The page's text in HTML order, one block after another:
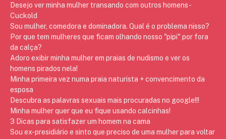
Desejo ver minha mulher transando com outros homens -
Cuckold
Sou mulher, comedora e dominadora. Qual é o problema nisso?
Por que tem mulheres que ficam olhando nosso "pipi" por fora
da calça?
Adoro exibir minha mulher em praias de nudismo e ver os
homens pirados nela!
Minha primeira vez numa praia naturista + convencimento da
esposa
Descubra as palavras sexuais mais procuradas no google!!!
Minha mulher quer que eu fique usando calcinhas!
3 Dicas para satisfazer um homem na cama
Sou ex-presidiário e sinto que preciso de uma mulher para voltar